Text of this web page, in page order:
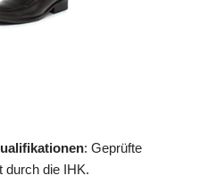
: Geprüfte
durch die IHK.